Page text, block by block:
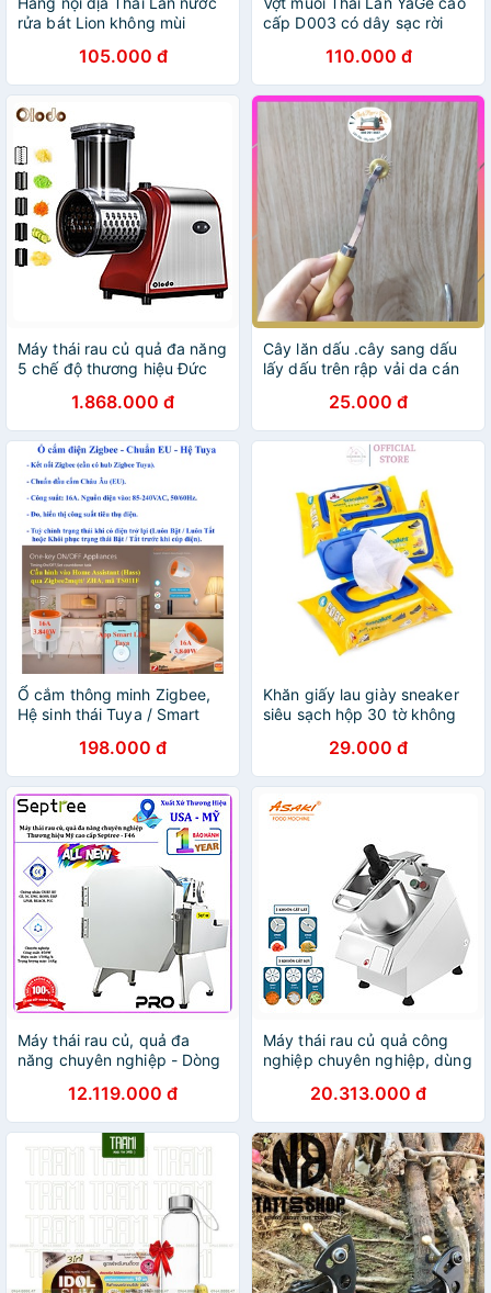
rửa bát Lion không mùi
105.000 đ
cấp D003 có dây sạc rời
110.000 đ
Máy thái rau củ quả đa năng
5 chế độ thương hiệu Đức
1.868.000 đ
Cây lăn dấu .cây sang dấu
lấy dấu trên rập vải da cán
25.000 đ
Ổ cắm thông minh Zigbee,
Hệ sinh thái Tuya / Smart
198.000 đ
Khăn giấy lau giày sneaker
siêu sạch hộp 30 tờ không
giày XIAOMIMI SF1562
29.000 đ
Máy thái rau củ, quả đa
năng chuyên nghiệp - Dòng
Mỹ cao cấp Septree - F46.
Hàng chính hãng
12.119.000 đ
Máy thái rau củ quả công
nghiệp chuyên nghiệp, dùng
Thương hiệu Nhật Bản cao
cấp Asaki - VC65MS -
HÀNG CHÍNH HÃNG
20.313.000 đ